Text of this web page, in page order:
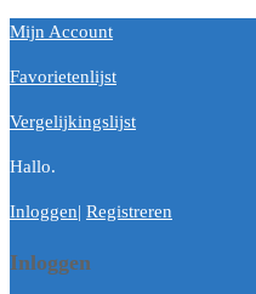
Mijn Account
Favorietenlijst
Vergelijkingslijst
Hallo.
Inloggen| Registreren
Inloggen